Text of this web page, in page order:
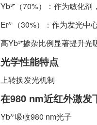
Yb³⁺（70%）：作为敏化
Er³⁺（30%）：作为发光中
高Yb³⁺掺杂比例显著提升光
光学性能特点
上转换发光机制
在980 nm近红外激发
Yb³⁺吸收980 nm光子